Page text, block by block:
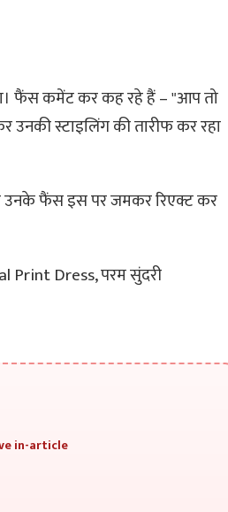
फैंस कमेंट कर कह रहे हैं – आप तो
उनकी स्टाइलिंग की तारीफ कर रहा
उनके फैंस इस पर जमकर रिएक्ट कर
Print Dress, परम सुंदरी
in-article